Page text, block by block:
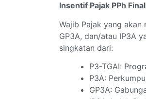
Insentif Pajak PPh
Wajib Pajak yang akan
GP3A, dan/atau IP3A
singkatan dari:
P3-TGAI:
P3A:
GP3A: